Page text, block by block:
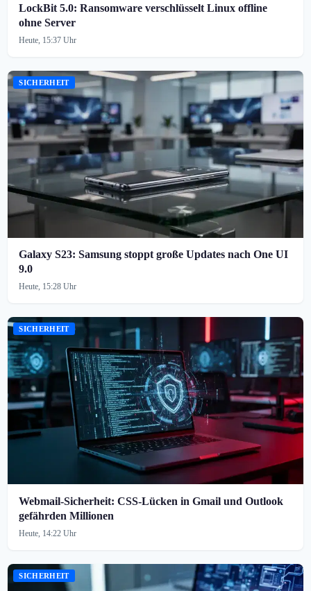
LockBit 5.0: Ransomware verschlüsselt Linux offline
ohne Server
Heute, 15:37 Uhr
SICHERHEIT
Galaxy S23: Samsung stoppt große Updates nach One UI
9.0
Heute, 15:28 Uhr
SICHERHEIT
Webmail-Sicherheit: CSS-Lücken in Gmail und Outlook
gefährden Millionen
Heute, 14:22 Uhr
SICHERHEIT